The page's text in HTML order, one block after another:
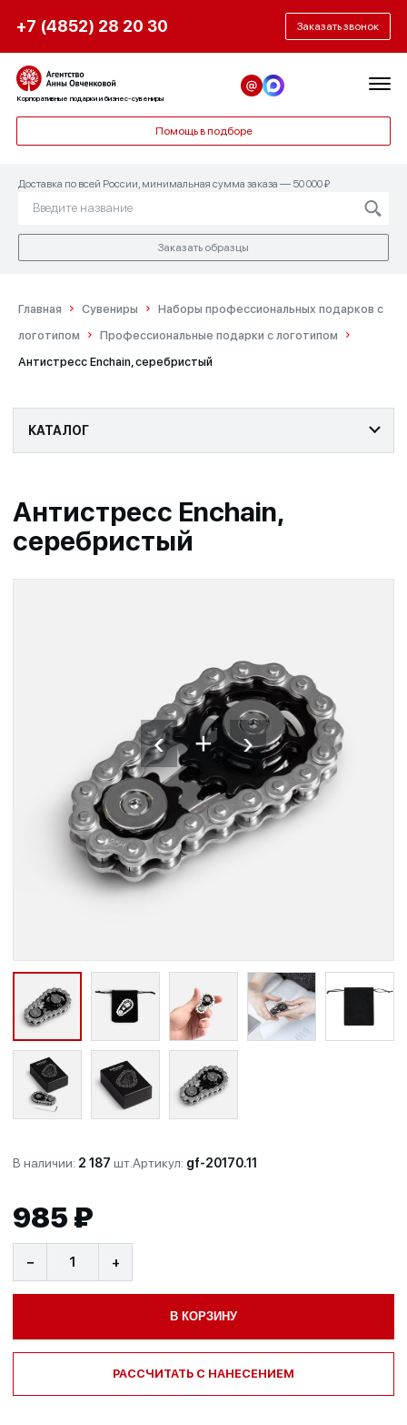
+7 (4852) 28 20 30 Заказать звонок
Корпоративные подарки и бизнес-сувениры
Помощь в подборе
Доставка по всей России, минимальная сумма заказа — 50 000 ₽
Заказать образцы
Главная Сувениры
Наборы профессиональных подарков с
логотипом
Профессиональные подарки с логотипом
Антистресс Enchain, серебристый
КАТАЛОГ
Антистресс Enchain,
серебристый
‹ + ›
В наличии: 2 187 шт.Артикул: gf-20170.11
985 ₽
− +
В КОРЗИНУ
РАССЧИТАТЬ С НАНЕСЕНИЕМ